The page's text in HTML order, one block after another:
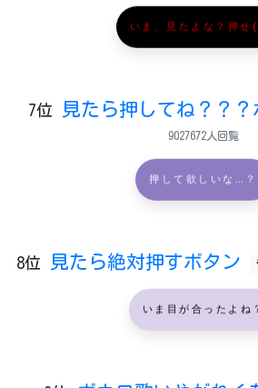
いま、見たよな？押せ
7位 見たら押してね？？？
9027672人回覧
押して欲しいな…？
8位 見たら絶対押すボタン
いま目が合ったよね